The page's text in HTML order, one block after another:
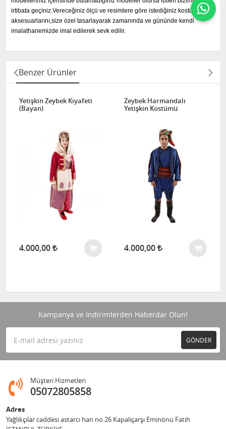
irtibata geçiniz.Vereceğiniz ölçü ve resimlere göre istediğiniz kostüm ve
aksesuarlarını,size özel tasarlayarak zamanında ve gününde kendi
imalathanemizde imal edilerek sevk edilir.
Benzer Ürünler
Yetişkin Zeybek Kıyafeti
(Bayan)
4.000,00
Zeybek Harmandalı
Yetişkin Kostümü
4.000,00
Kampanya ve İndirimlerden Haberdar Olun!
GÖNDER
Müşteri Hizmetleri
05072805858
Adres
Yağlıkçılar caddesi astarcı han no 26 Kapalıçarşı Eminönü Fatih